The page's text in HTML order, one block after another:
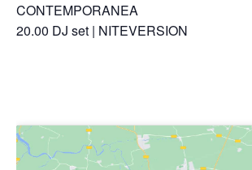
CONTEMPORANEA
⁠20.00 DJ set | NITEVERSION